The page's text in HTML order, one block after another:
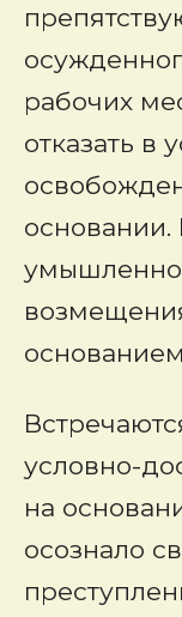
рабочих
отказать в
условно-
на
осознало